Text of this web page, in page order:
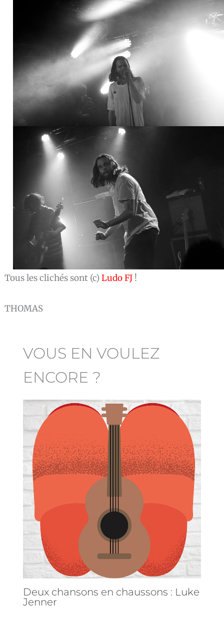
Tous les clichés sont (c)Ludo FJ !
THOMAS
VOUS EN VOULEZ
ENCORE ?
Deux chansons en chaussons : Luke
Jenner